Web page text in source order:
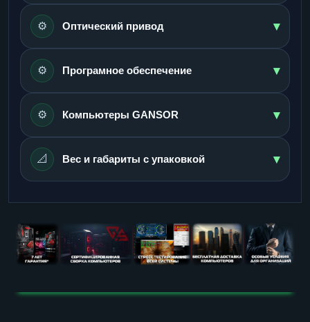
⚙️ Оптический привод ▾
⚙️ Програмное обеспечение ▾
⚙️ Компьютеры GANSOR ▾
📐 Вес и габариты с упаковкой ▾